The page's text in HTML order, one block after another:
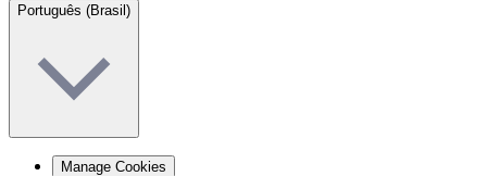
Português (Brasil)
Manage Cookies